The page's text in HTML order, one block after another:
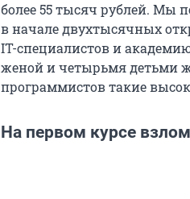
более 55 тысяч рублей. Мы
в начале двухтысячных
IT-специалистов и
женой и четырьмя детьми
программистов такие
На первом курсе